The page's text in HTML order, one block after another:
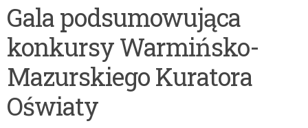
Gala podsumowująca
konkursy Warmińsko-
Mazurskiego Kuratora
Oświaty
konkursu
Moja
miejscowość
na
przestrzeni
szkół/placówek
nagrodzonych
Certyfikatem
Warmińsko-
Mazurskiego